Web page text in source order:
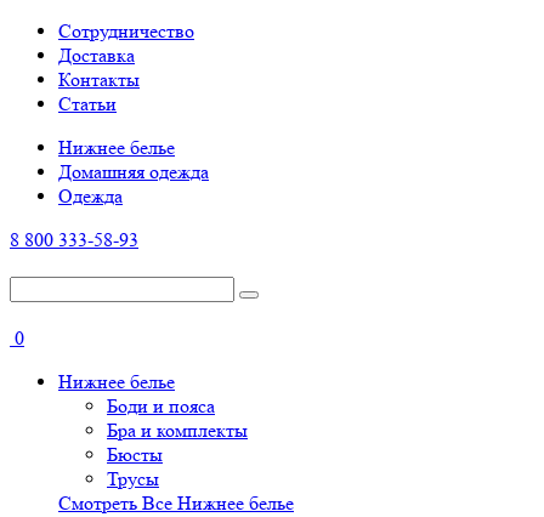
Cотрудничество
Доставка
Контакты
Статьи
Нижнее белье
Домашняя одежда
Одежда
8 800 333-58-93
0
Нижнее белье
Боди и пояса
Бра и комплекты
Бюсты
Трусы
Смотреть Все Нижнее белье